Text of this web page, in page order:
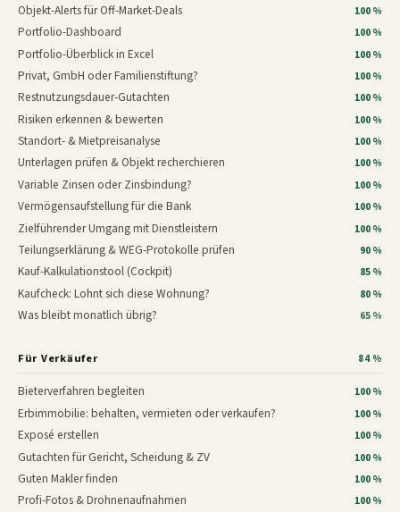
Objekt-Alerts für Off-Market-Deals 100 %
Portfolio-Dashboard 100 %
Portfolio-Überblick in Excel 100 %
Privat, GmbH oder Familienstiftung? 100 %
Restnutzungsdauer-Gutachten 100 %
Risiken erkennen & bewerten 100 %
Standort- & Mietpreisanalyse 100 %
Unterlagen prüfen & Objekt recherchieren 100 %
Variable Zinsen oder Zinsbindung? 100 %
Vermögensaufstellung für die Bank 100 %
Zielführender Umgang mit Dienstleistern 100 %
Teilungserklärung & WEG-Protokolle prüfen 90 %
Kauf-Kalkulationstool (Cockpit) 85 %
Kaufcheck: Lohnt sich diese Wohnung? 80 %
Was bleibt monatlich übrig? 65 %
Für Verkäufer 84 %
Bieterverfahren begleiten 100 %
Erbimmobilie: behalten, vermieten oder verkaufen? 100 %
Exposé erstellen 100 %
Gutachten für Gericht, Scheidung & ZV 100 %
Guten Makler finden 100 %
Profi-Fotos & Drohnenaufnahmen 100 %